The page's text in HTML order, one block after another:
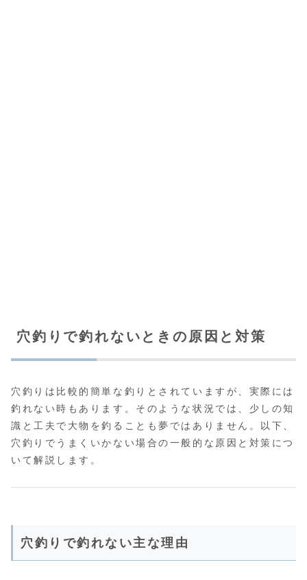
穴釣りで釣れないときの原因と対策
穴釣りは比較的簡単な釣りとされていますが、実際には
釣れない時もあります。そのような状況では、少しの知
識と工夫で大物を釣ることも夢ではありません。以下、
穴釣りでうまくいかない場合の一般的な原因と対策につ
いて解説します。
穴釣りで釣れない主な理由